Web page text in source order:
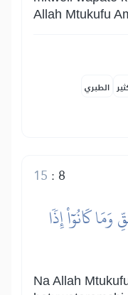
Allah Mtukufu
الطبري
8
:
15
كَانُوٓاْ إِذٗا
Na Allah